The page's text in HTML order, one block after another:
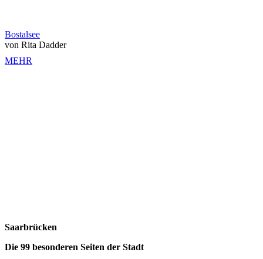
Bostalsee
von Rita Dadder
MEHR
Saarbrücken
Die 99 besonderen Seiten der Stadt